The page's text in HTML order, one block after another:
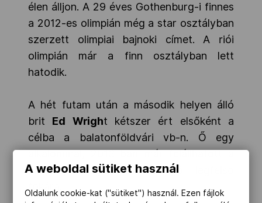
élen álljon. A 29 éves Gothenburg-i finnes
a 2012-es olimpián még a star osztályban
szerzett olimpiai bajnoki címet. A riói
olimpián már a finn osztályban lett
hatodik.
A hét futam után a második helyen álló
brit Ed Wright kétszer ért elsőként a
célba a balatonföldvári vb-n. Ő egy
alkalommal, 2013-ban már felállhatott a
világbajnokságon a dobogó legfelső
A weboldal sütiket használ
Oldalunk cookie-kat ("sütiket") használ. Ezen fájlok